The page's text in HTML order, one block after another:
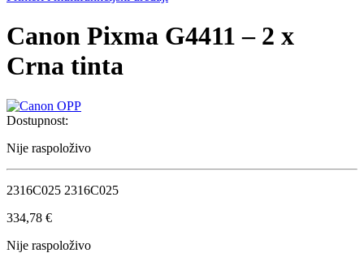
Canon Pixma G4411 – 2 x
Crna tinta
Dostupnost:
Nije raspoloživo
2316C025 2316C025
334,78 €
Nije raspoloživo